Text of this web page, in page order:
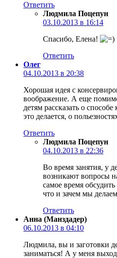
Ответить
Людмила Поцепун
03.10.2013 в 16:14
Спасибо, Елена!
Ответить
Олег
04.10.2013 в 20:38
Хорошая идея с
воображение. А еще
детям рассказать о
это делается, о
Ответить
Людмила Поцепун
04.10.2013 в 22:36
Во время занятия, у
возникают вопросы
самое время
что и зачем мы
Ответить
Анна (Манздадер)
06.10.2013 в 04:10
Людмила, вы и заготовки
заниматься! А у меня